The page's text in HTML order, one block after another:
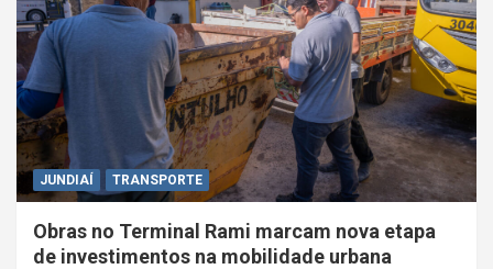
JUNDIAÍ TRANSPORTE
Obras no Terminal Rami marcam nova etapa
de investimentos na mobilidade urbana